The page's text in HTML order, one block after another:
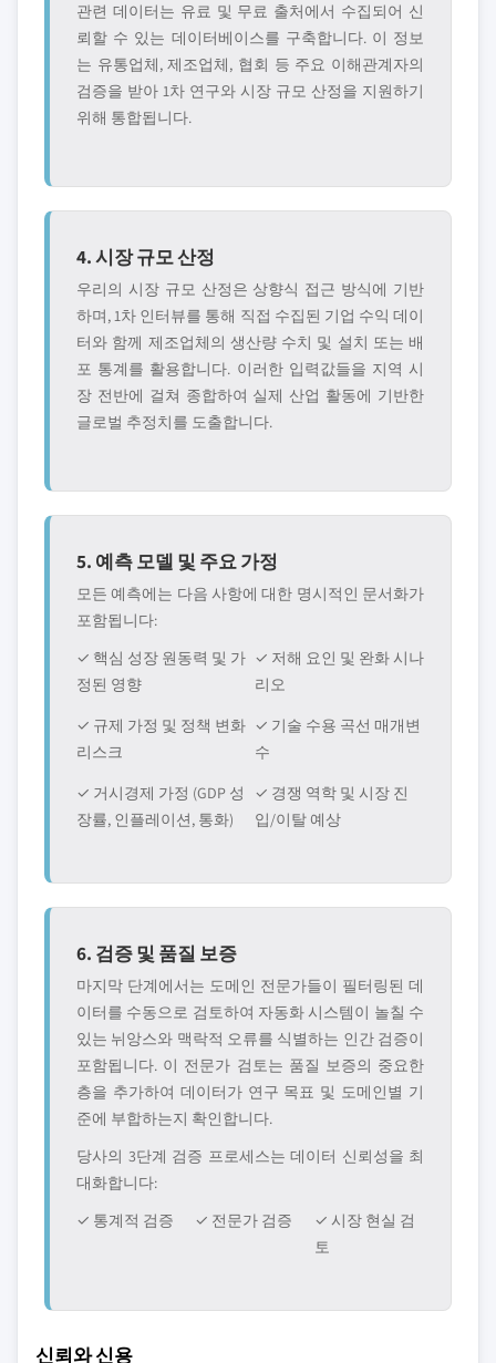
관련 데이터는 유료 및 무료 출처에서 수집되어 신
뢰할 수 있는 데이터베이스를 구축합니다. 이 정보
는 유통업체, 제조업체, 협회 등 주요 이해관계자의
검증을 받아 1차 연구와 시장 규모 산정을 지원하기
위해 통합됩니다.
4. 시장 규모 산정
우리의 시장 규모 산정은 상향식 접근 방식에 기반
하며, 1차 인터뷰를 통해 직접 수집된 기업 수익 데이
터와 함께 제조업체의 생산량 수치 및 설치 또는 배
포 통계를 활용합니다. 이러한 입력값들을 지역 시
장 전반에 걸쳐 종합하여 실제 산업 활동에 기반한
글로벌 추정치를 도출합니다.
5. 예측 모델 및 주요 가정
모든 예측에는 다음 사항에 대한 명시적인 문서화가
포함됩니다:
✓ 핵심 성장 원동력 및 가
정된 영향
✓ 저해 요인 및 완화 시나
리오
✓ 규제 가정 및 정책 변화
리스크
✓ 기술 수용 곡선 매개변
수
✓ 거시경제 가정 (GDP 성
장률, 인플레이션, 통화)
✓ 경쟁 역학 및 시장 진
입/이탈 예상
6. 검증 및 품질 보증
마지막 단계에서는 도메인 전문가들이 필터링된 데
이터를 수동으로 검토하여 자동화 시스템이 놀칠 수
있는 뉘앙스와 맥락적 오류를 식별하는 인간 검증이
포함됩니다. 이 전문가 검토는 품질 보증의 중요한
층을 추가하여 데이터가 연구 목표 및 도메인별 기
준에 부합하는지 확인합니다.
당사의 3단계 검증 프로세스는 데이터 신뢰성을 최
대화합니다:
✓ 통계적 검증
✓ 전문가 검증
✓ 시장 현실 검
토
신뢰와 신용